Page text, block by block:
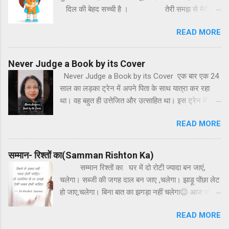
दिल की बेहद सच्ची है । तेरी समझ से मेरी
समझ में आना मुश्किल है, हर दिन मेरी नई राह
है, दूर बड़ी ही मंजिल है। मेरी
कोशिश मेरी क्षमता कोई तो पहचाने,
READ MORE
Never Judge a Book by its Cover
Never Judge a Book by its Cover एक बार एक 24
साल का लड़का ट्रेन में अपने पिता के साथ यात्रा कर रहा
था। वह बहुत ही उत्तेजित और उत्साहित था। इस ट्रेन में
खिड़की से बाहर देखकर अत्यंत खुश हो रहा था। अचानक से
वह लड़का जोर-जोर से ताली बजाकर उत्साहित होता हुआ बोल
पापा देखिए पेड़ पीछे जाते जा रहे हैं और हम आगे जा रहे हैं।
उसके पिता मुस्कुरा दिए लेकिन साथ बैठे दंपति को बहुत ही
आश्चर्य हुआ। कितना बड़ा लड़का किस तरह से बच्चों की तरह
व्यवहार कर रहा है? लेकिन वह दंपति चुपचाप बैठा उस लड़के
को देखता रहा। थोड़ी देर बाद ही वह लड़का फिर से उत्साहित
होकर अपने पिता से बोा पापा देखिए बादल हमारे साथ-साथ चल
READ MORE
सम्मान- रिश्तों का(Samman Rishton Ka)
सम्मान रिश्तों का घर में दो रोटी ज्यादा बन जाएं,
चलेगा। सब्जी की जगह दाल बन जाए ,चलेगा। झाड़ू पोंछा लेट
हो जाए,चलेगा। बिना बात का झगड़ा नहीं चलेगा😐 आज की
तुनक मिजाजी में अपने परिवार में कड़वाहट घोल देते हैं। घर
READ MORE